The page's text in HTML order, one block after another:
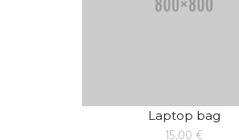
Laptop bag
15,00 €